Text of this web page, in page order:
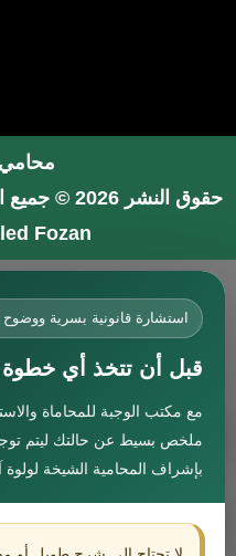
حقوق النشر 2026 © جميع الحقوق محفوظة
Fozan
إتصل بنا
استشارة
استشارة قانونية بسرية
قبل أن تتخذ أي خطوة
مع مكتب الوجبة للمحاماة
ملخص بسيط عن حالتك ليتم
بإشراف المحامية الشيخة لولوة
محامي في جدة
محامي في الرياض شاطر
محامي في المدينة المنورة
المحامي صنيتان السبيعي
افضل محامي في جدة
محامي جنائي في البحرين
افضل محامي في الاردن